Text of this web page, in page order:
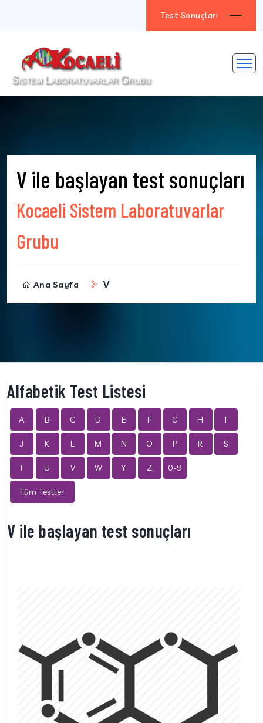
Test Sonuçları
V ile başlayan test sonuçları
Kocaeli Sistem Laboratuvarlar
Grubu
Ana Sayfa V
Alfabetik Test Listesi
A B C D E F G H I
J K L M N O P R S
T U V W Y Z 0-9
Tüm Testler
V ile başlayan test sonuçları